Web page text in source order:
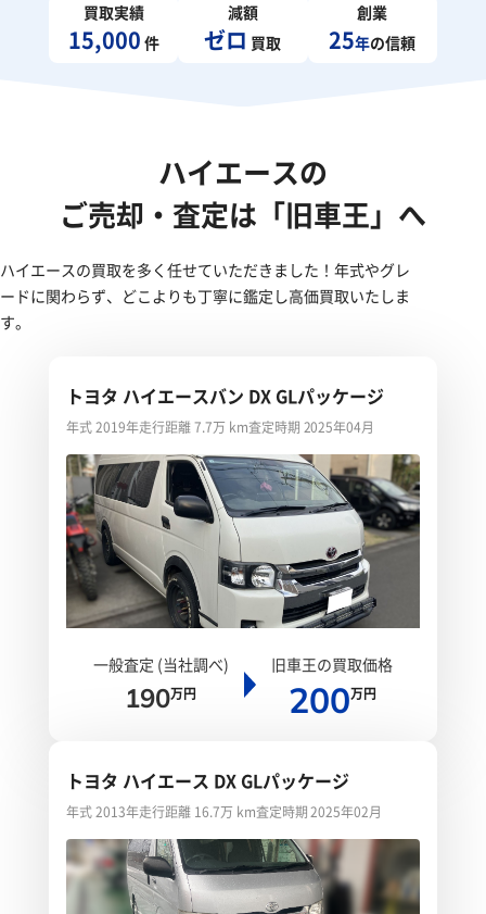
買取実績
15,000 件
減額
ゼロ 買取
創業
25年の信頼
ハイエースの
ご売却・査定は「旧車王」へ
ハイエースの買取を多く任せていただきました！年式やグレ
ードに関わらず、どこよりも丁寧に鑑定し高価買取いたしま
す。
トヨタ ハイエースバン DX GLパッケージ
年式 2019年走行距離 7.7万 km査定時期 2025年04月
一般査定 (当社調べ)
190万円
旧車王の買取価格
200万円
トヨタ ハイエース DX GLパッケージ
年式 2013年走行距離 16.7万 km査定時期 2025年02月